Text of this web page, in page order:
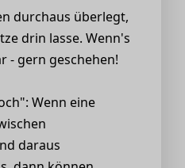
durchaus überlegt,
drin lasse. Wenn's
- gern geschehen!
Wenn eine
daraus